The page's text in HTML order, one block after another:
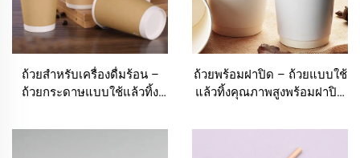
ถ้วยสำหรับเครื่องดื่มร้อน –
ถ้วยกระดาษแบบใช้แล้วทิ้ง
ร้อนทุกชนิด
ถ้วยพร้อมฝาปิด – ถ้วยแบบใช้
แล้วทิ้งคุณภาพสูงพร้อมฝาปิด